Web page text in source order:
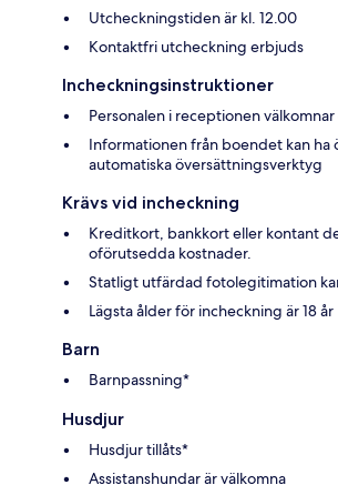
Utcheckningstiden är kl. 12.00
Kontaktfri utcheckning erbjuds
Incheckningsinstruktioner
Personalen i receptionen
Informationen från boendet kan ha
automatiska översättningsverktyg
Krävs vid incheckning
Kreditkort, bankkort eller kontant
oförutsedda kostnader.
Statligt utfärdad fotolegitimation
Lägsta ålder för incheckning är 18 år
Barn
Barnpassning*
Husdjur
Husdjur tillåts*
Assistanshundar är välkomna